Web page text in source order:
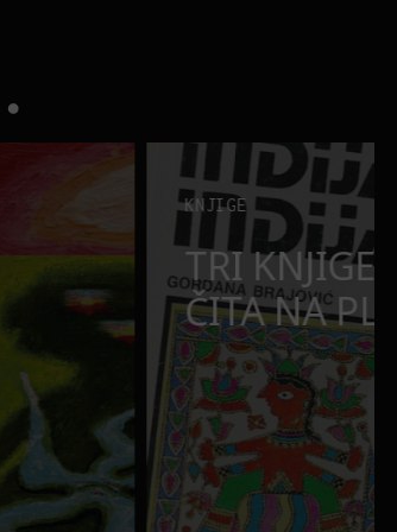
VALENTINA BAKTI
LETA
plaži ovog leta